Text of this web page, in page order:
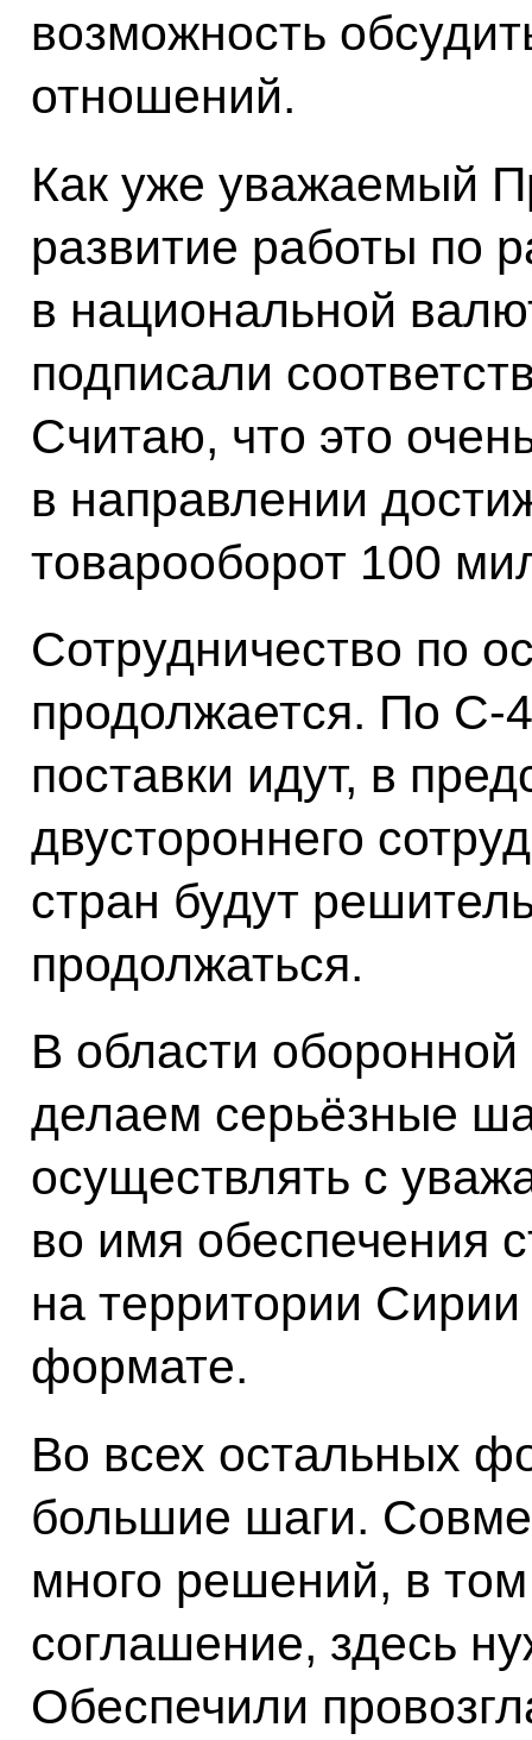
возможность
отношений.
Как уже уважаемый
развитие работы по
в национальной
подписали
Считаю, что это
в направлении
товарооборот 100
Сотрудничество по
продолжается. По С-
поставки идут, в
двустороннего
стран будут
продолжаться.
В области
делаем серьёзные
осуществлять с
во имя обеспечения
на территории
формате.
Во всех остальных
большие шаги.
много решений, в
соглашение, здесь
Обеспечили